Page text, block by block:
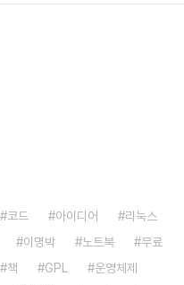
코드 아이디어
리눅스
이명박 노트북
무료
책 GPL
운영체제